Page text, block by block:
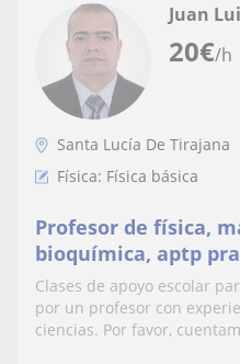
20€/h
Juan
Santa Lucía De Tirajana
Física: Física básica
Profesor de física,
bioquímica, aptp
niveles
Clases de apoyo escolar
por un profesor con
ciencias. Por favor,